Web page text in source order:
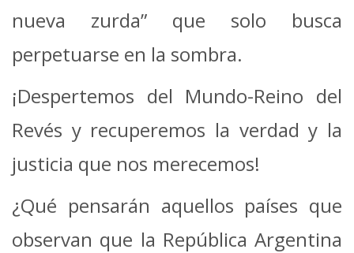
nueva zurda” que solo busca
perpetuarse en la sombra.
¡Despertemos del Mundo-Reino del
Revés y recuperemos la verdad y la
justicia que nos merecemos!
¿Qué pensarán aquellos países que
observan que la República Argentina